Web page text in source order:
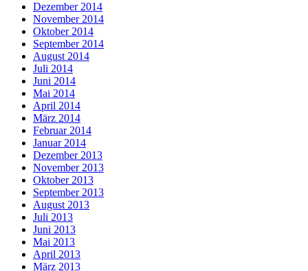
Dezember 2014
November 2014
Oktober 2014
September 2014
August 2014
Juli 2014
Juni 2014
Mai 2014
April 2014
März 2014
Februar 2014
Januar 2014
Dezember 2013
November 2013
Oktober 2013
September 2013
August 2013
Juli 2013
Juni 2013
Mai 2013
April 2013
März 2013